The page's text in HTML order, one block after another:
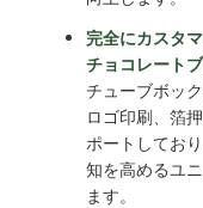
完全にカスタ
チョコレート
チューブボッ
ロゴ印刷、箔
ポートしてお
知を高めるユ
ます。